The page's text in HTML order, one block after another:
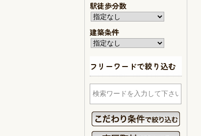
駅徒歩分数
建築条件
フリーワードで絞り込む